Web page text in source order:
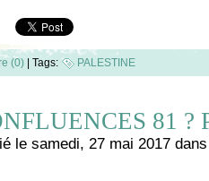
(0) Tags: PALESTINE
81 ?
le samedi, 27 mai 2017